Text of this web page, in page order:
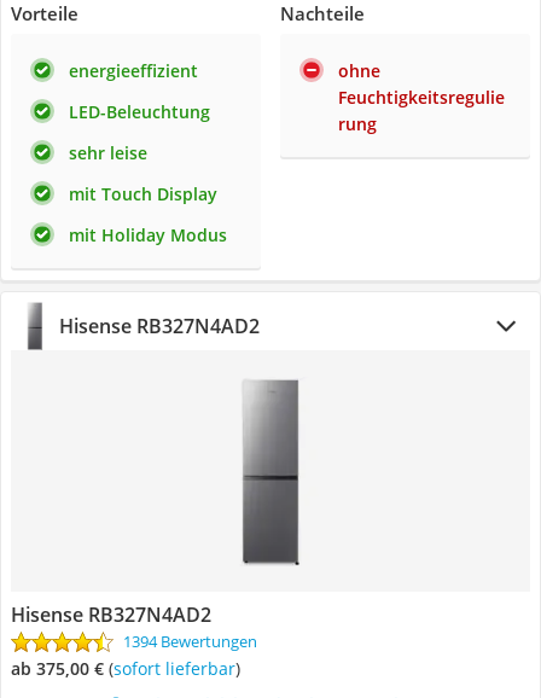
Vorteile
energieeffizient
LED-Beleuchtung
sehr leise
mit Touch Display
mit Holiday Modus
Nachteile
ohne
Feuchtigkeitsregulie
rung
Hisense RB327N4AD2
Hisense RB327N4AD2
1394 Bewertungen
ab 375,00 € ( Sofort lieferbar)